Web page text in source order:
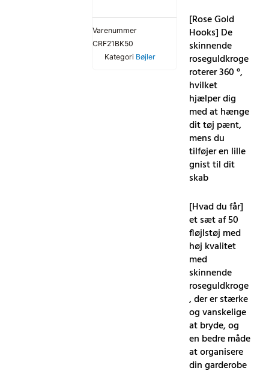
Varenummer
CRF21BK50
Kategori Bøjler
[Rose Gold
Hooks] De
skinnende
roseguldkroge
roterer 360 °,
hvilket
hjælper dig
med at hænge
dit tøj pænt,
mens du
tilføjer en lille
gnist til dit
skab
[Hvad du får]
et sæt af 50
fløjlstøj med
høj kvalitet
med
skinnende
roseguldkroge
, der er stærke
og vanskelige
at bryde, og
en bedre måde
at organisere
din garderobe